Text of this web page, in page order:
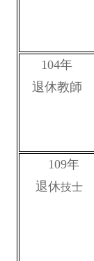
104年
退休教師
109年
退休技士